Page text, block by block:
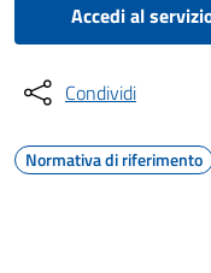
Accedi al
Condividi
Normativa di riferimento